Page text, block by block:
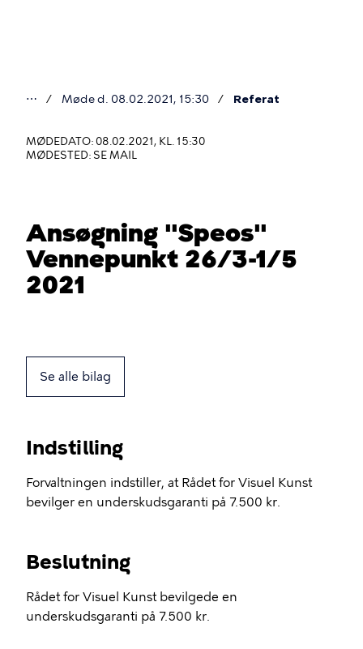
er
her
⋯ Møde d. 08.02.2021, 15:30 Referat
MØDEDATO: 08.02.2021, KL. 15:30
MØDESTED: SE MAIL
Ansøgning "Speos"
Vennepunkt 26/3-1/5
2021
Se alle bilag
Indstilling
Forvaltningen indstiller, at Rådet for Visuel Kunst
bevilger en underskudsgaranti på 7.500 kr.
Beslutning
Rådet for Visuel Kunst bevilgede en
underskudsgaranti på 7.500 kr.